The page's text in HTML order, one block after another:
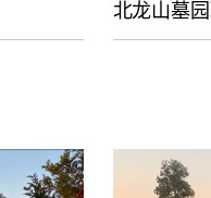
北龙山墓